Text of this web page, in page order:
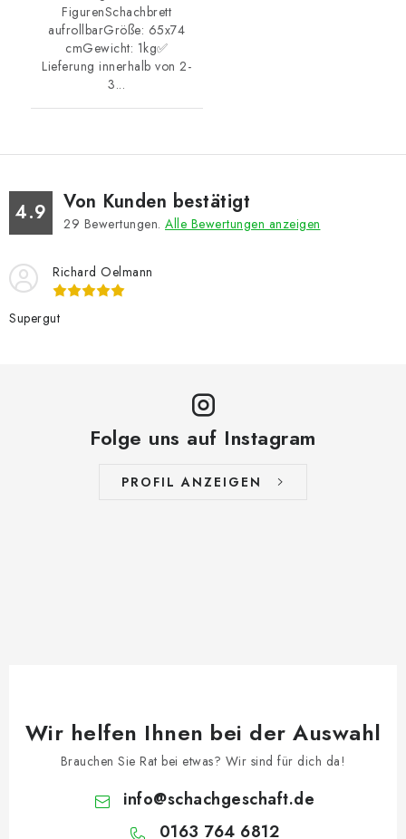
FigurenSchachbrett
aufrollbarGröße: 65x74
cmGewicht: 1kg✅
Lieferung innerhalb von 2-
3...
4.9 Von Kunden bestätigt
29 Bewertungen. Alle Bewertungen anzeigen
Richard Oelmann
Supergut
Folge uns auf Instagram
PROFIL ANZEIGEN
Wir helfen Ihnen bei der Auswahl
Brauchen Sie Rat bei etwas? Wir sind für dich da!
info@schachgeschaft.de
0163 764 6812